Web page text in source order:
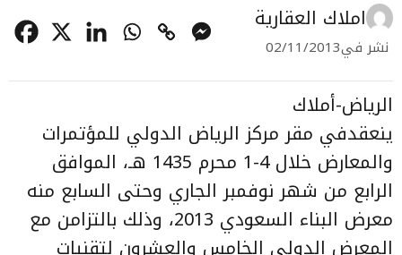
املاك العقارية
نشر في02/11/2013
الرياض-أملاك
ينعقدفي مقر مركز الرياض الدولي للمؤتمرات
والمعارض خلال 4-1 محرم 1435 هـ، الموافق
الرابع من شهر نوفمبر الجاري وحتى السابع منه
معرض البناء السعودي 2013، وذلك بالتزامن مع
المعرض الدولي الخامس والعشرون لتقنيات